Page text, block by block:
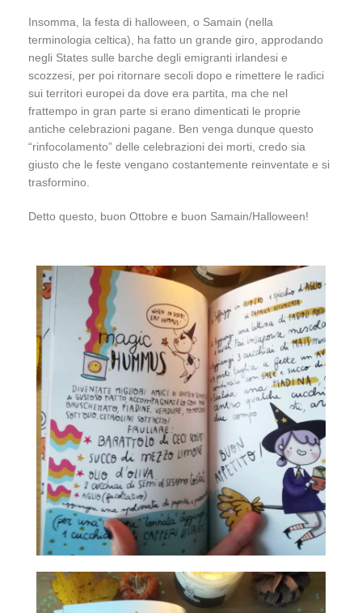
Insomma, la festa di halloween, o Samain (nella
terminologia celtica), ha fatto un grande giro, approdando
negli States sulle barche degli emigranti irlandesi e
scozzesi, per poi ritornare secoli dopo e rimettere le radici
sui territori europei da dove era partita, ma che nel
frattempo in gran parte si erano dimenticati le proprie
antiche celebrazioni pagane. Ben venga dunque questo
“rinfocolamento” delle celebrazioni dei morti, credo sia
giusto che le feste vengano costantemente reinventate e si
trasformino.
Detto questo, buon Ottobre e buon Samain/Halloween!